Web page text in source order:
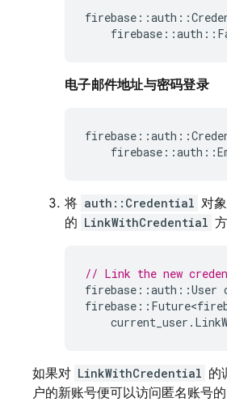
firebase ::auth ::
firebase ::auth ::
电子邮件地址与密码登录
firebase ::auth ::
firebase ::auth ::
将 auth::Credential 对
的 LinkWithCredential
// Link the new
firebase ::auth ::User
firebase ::
current_user .
如果对 LinkWithCredential 的
户的新账号便可以访问匿名账号的